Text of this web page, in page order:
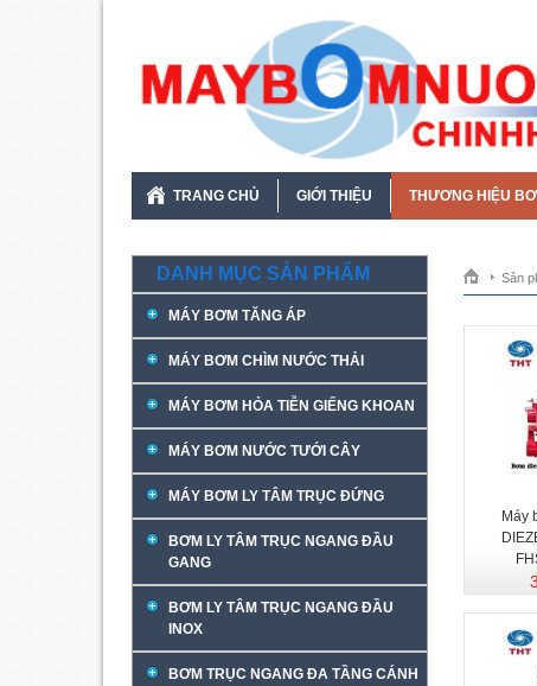
TRANG CHỦ GIỚI THIỆU THƯƠNG HIỆU
DANH MỤC SẢN PHẨM
MÁY BƠM TĂNG ÁP
MÁY BƠM CHÌM NƯỚC THẢI
MÁY BƠM HỎA TIỄN GIẾNG KHOAN
MÁY BƠM NƯỚC TƯỚI CÂY
MÁY BƠM LY TÂM TRỤC ĐỨNG
BƠM LY TÂM TRỤC NGANG ĐẦU
GANG
BƠM LY TÂM TRỤC NGANG ĐẦU
INOX
BƠM TRỤC NGANG ĐA TẦNG CÁNH
Sản
Máy